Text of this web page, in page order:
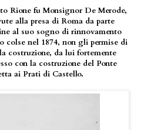
Rione fu Monsignor De Merode,
alla presa di Roma da parte
al suo sogno di rinnovamento
nel 1874, non gli permise di
costruzione, da lui fortemente
con la costruzione del Ponte
ai Prati di Castello.